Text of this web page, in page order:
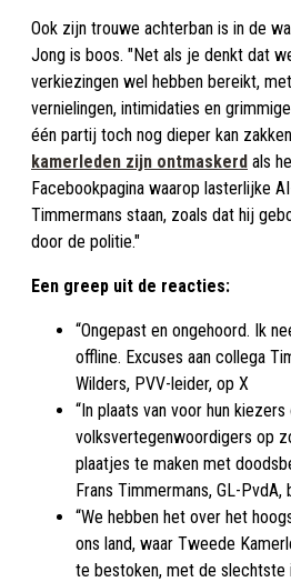
Ook zijn trouwe achterban is in de
Jong is boos. "Net als je denkt dat
verkiezingen wel hebben bereikt,
vernielingen, intimidaties en
één partij toch nog dieper kan
kamerleden zijn ontmaskerd als
Facebookpagina waarop lasterlijke
Timmermans staan, zoals dat hij
door de politie."
Een greep uit de reacties:
“Ongepast en ongehoord. Ik
offline. Excuses aan collega
Wilders, PVV-leider, op X
“In plaats van voor hun
volksvertegenwoordigers op
plaatjes te maken met
Frans Timmermans, GL-PvdA,
“We hebben het over het
ons land, waar Tweede
te bestoken, met de slechtste